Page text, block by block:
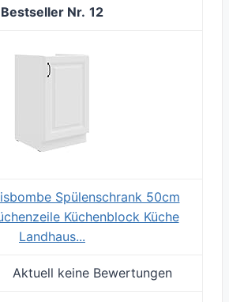
12
Spülenschrank 50cm
Küchenblock Küche
Landhaus...
Aktuell keine Bewertungen